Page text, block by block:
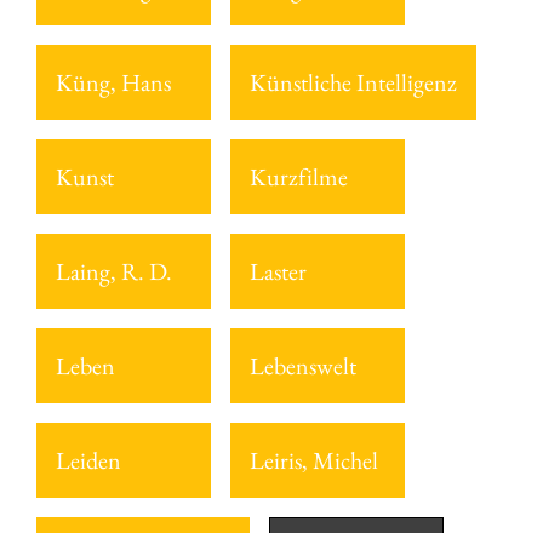
Küng, Hans Künstliche Intelligenz
Kunst Kurzfilme
Laing, R. D. Laster
Leben Lebenswelt
Leiden Leiris, Michel